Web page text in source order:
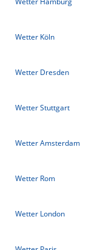
Wetter Köln
Wetter Dresden
Wetter Stuttgart
Wetter Amsterdam
Wetter Rom
Wetter London